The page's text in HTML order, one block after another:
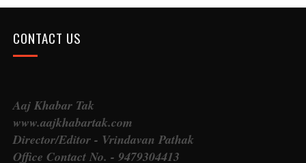
CONTACT US
Aaj Khabar Tak
www.aajkhabartak.com
Director/Editor - Vrindavan Pathak
Office Contact No. - 9479304413